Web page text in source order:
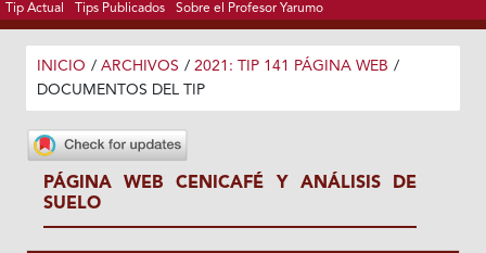
Tip Actual Tips Publicados Sobre el Profesor Yarumo
INICIO / ARCHIVOS / 2021: TIP 141 PÁGINA WEB /
DOCUMENTOS DEL TIP
PÁGINA WEB CENICAFÉ Y ANÁLISIS DE
SUELO